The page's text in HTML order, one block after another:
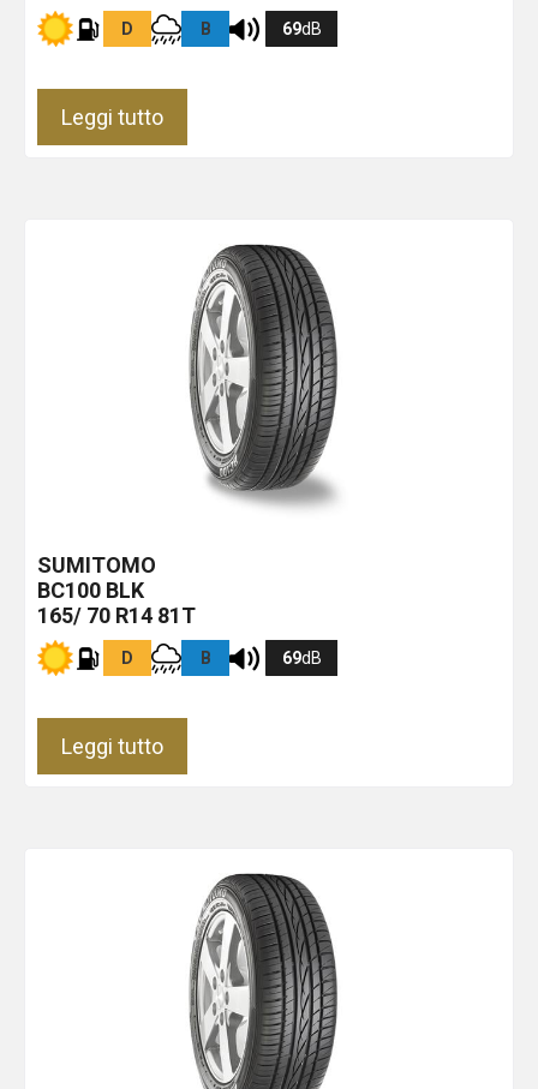
D B 69dB
Leggi tutto
SUMITOMO
BC100 BLK
165/ 70 R14 81T
D B 69dB
Leggi tutto